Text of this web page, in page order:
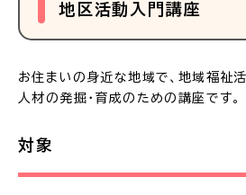
地区活動入門講座
お住まいの身近な地域で、地域福祉
人材の発掘・育成のための講座です。
対象